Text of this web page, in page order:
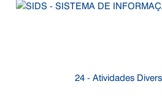
24 - Atividades